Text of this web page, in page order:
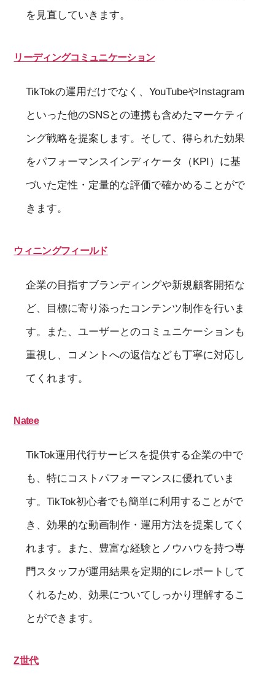
を見直していきます。
リーディングコミュニケーション
TikTokの運用だけでなく、YouTubeやInstagram
といった他のSNSとの連携も含めたマーケティ
ング戦略を提案します。そして、得られた効果
をパフォーマンスインディケータ（KPI）に基
づいた定性・定量的な評価で確かめることがで
きます。
ウィニングフィールド
企業の目指すブランディングや新規顧客開拓な
ど、目標に寄り添ったコンテンツ制作を行いま
す。また、ユーザーとのコミュニケーションも
重視し、コメントへの返信なども丁寧に対応し
てくれます。
Natee
TikTok運用代行サービスを提供する企業の中で
も、特にコストパフォーマンスに優れていま
す。TikTok初心者でも簡単に利用することがで
き、効果的な動画制作・運用方法を提案してく
れます。また、豊富な経験とノウハウを持つ専
門スタッフが運用結果を定期的にレポートして
くれるため、効果についてしっかり理解するこ
とができます。
Z世代